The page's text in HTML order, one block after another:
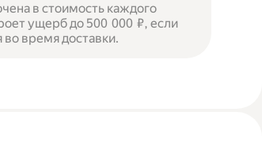
в стоимость каждого
ущерб до 500 000 ₽, если
во время доставки.